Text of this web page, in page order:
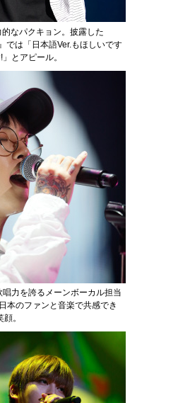
なパクキョン。披露した
では「日本語Ver.もほしいです
とアピール。
唱力を誇るメーンボーカル担当
本のファンと音楽で共感でき
。